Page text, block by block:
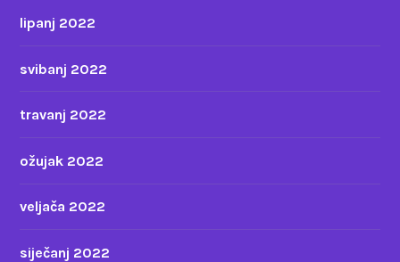
lipanj 2022
svibanj 2022
travanj 2022
ožujak 2022
veljača 2022
siječanj 2022